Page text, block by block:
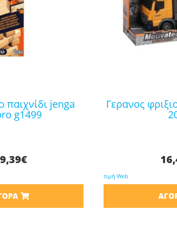
g1499
€
γερανος φριξιον με φωτα 687-
τιμή Web